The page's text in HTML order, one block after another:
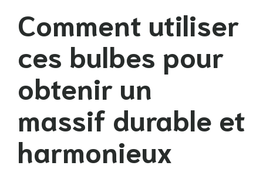
Comment utiliser
ces bulbes pour
obtenir un
massif durable et
harmonieux